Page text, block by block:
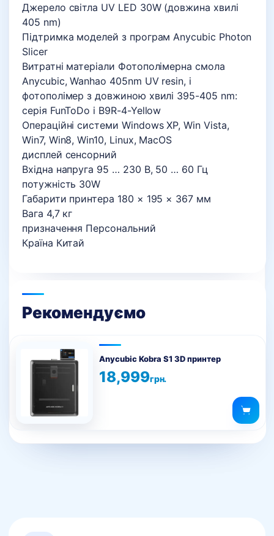
Джерело світла UV LED 30W (довжина хвилі
405 nm)
Підтримка моделей з програм Anycubic Photon
Slicer
Витратні матеріали Фотополімерна смола
Anycubic, Wanhao 405nm UV resin, і
фотополімер з довжиною хвилі 395-405 nm:
серія FunToDo і B9R-4-Yellow
Операційні системи Windows XP, Win Vista,
Win7, Win8, Win10, Linux, MacOS
дисплей сенсорний
Вхідна напруга 95 … 230 В, 50 … 60 Гц
потужність 30W
Габарити принтера 180 × 195 × 367 мм
Вага 4,7 кг
призначення Персональний
Країна Китай
Рекомендуємо
Anycubic Kobra S1 3D принтер
18,999грн.